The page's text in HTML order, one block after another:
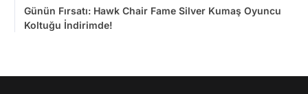
Günün Fırsatı: Hawk Chair Fame Silver Kumaş Oyuncu
Koltuğu İndirimde!